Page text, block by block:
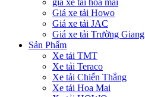
giá xe tải hoa mai
Giá xe tải Howo
Giá xe tải JAC
Giá xe tải Trường Giang
Sản Phẩm
Xe tải TMT
Xe tải Teraco
Xe tải Chiến Thắng
Xe tải Hoa Mai